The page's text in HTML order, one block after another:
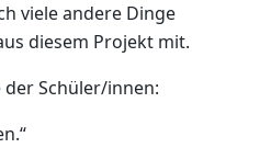
viele andere Dinge
diesem Projekt mit.
Schüler/innen: